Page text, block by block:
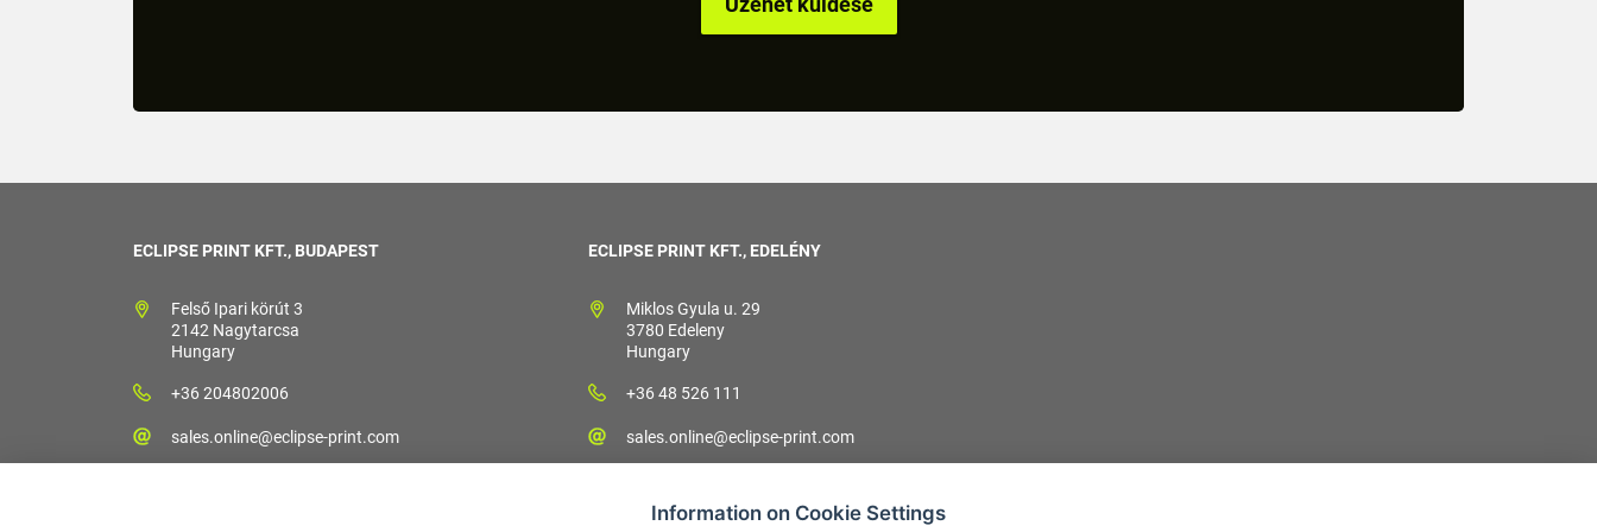
ECLIPSE PRINT KFT., BUDAPEST
Felső Ipari körút 3
2142 Nagytarcsa
Hungary
+36 204802006
sales.online@eclipse-print.com
ECLIPSE PRINT KFT., EDELÉNY
Miklos Gyula u. 29
3780 Edeleny
Hungary
+36 48 526 111
sales.online@eclipse-print.com
Information on Cookie Settings